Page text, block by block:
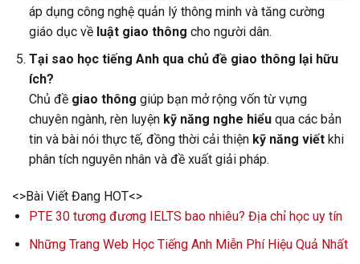
áp dụng công nghệ quản lý thông minh và tăng cường
giáo dục về luật giao thông cho người dân.
Tại sao học tiếng Anh qua chủ đề giao thông lại hữu
ích?
Chủ đề giao thông giúp bạn mở rộng vốn từ vựng
chuyên ngành, rèn luyện kỹ năng nghe hiểuqua các bản
tin và bài nói thực tế, đồng thời cải thiện kỹ năng viếtkhi
phân tích nguyên nhân và đề xuất giải pháp.
<>Bài Viết Đang HOT<>
PTE 30 tương đương IELTS bao nhiêu? Địa chỉ học uy tín
Những Trang Web Học Tiếng Anh Miễn Phí Hiệu Quả Nhất